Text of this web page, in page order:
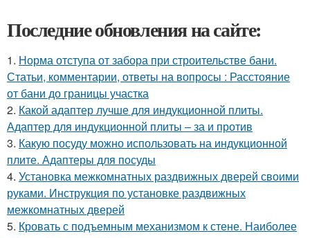
Последние обновления на сайте:
1. Норма отступа от забора при строительстве бани.
Статьи, комментарии, ответы на вопросы : Расстояние
от бани до границы участка
2. Какой адаптер лучше для индукционной плиты.
Адаптер для индукционной плиты – за и против
3. Какую посуду можно использовать на индукционной
плите. Адаптеры для посуды
4. Установка межкомнатных раздвижных дверей своими
руками. Инструкция по установке раздвижных
межкомнатных дверей
5. Кровать с подъемным механизмом к стене. Наиболее